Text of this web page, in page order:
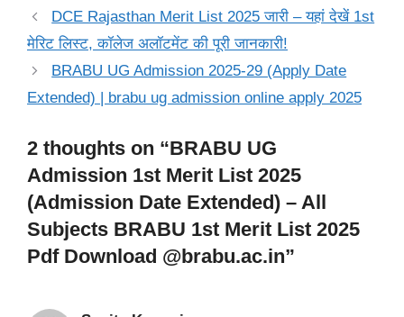
DCE Rajasthan Merit List 2025 जारी – यहां देखें 1st
मेरिट लिस्ट, कॉलेज अलॉटमेंट की पूरी जानकारी!
BRABU UG Admission 2025-29 (Apply Date
Extended) | brabu ug admission online apply 2025
2 thoughts on “BRABU UG
Admission 1st Merit List 2025
(Admission Date Extended) – All
Subjects BRABU 1st Merit List 2025
Pdf Download @brabu.ac.in”